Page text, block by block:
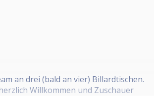
an drei (bald an vier) Billardtischen.
Willkommen und Zuschauer